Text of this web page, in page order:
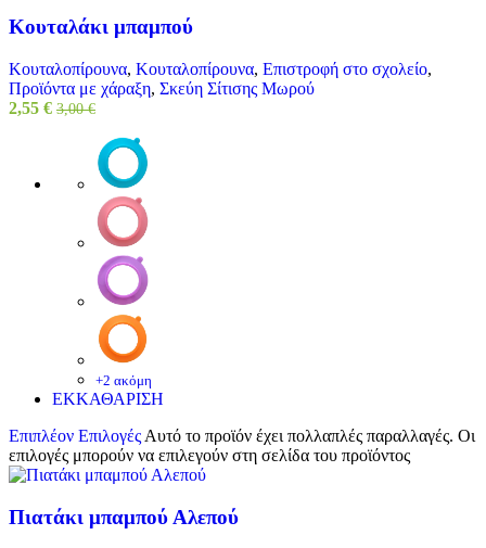
Κουταλάκι μπαμπού
Κουταλοπίρουνα, Κουταλοπίρουνα, Επιστροφή στο σχολείο,
Προϊόντα με χάραξη, Σκεύη Σίτισης Μωρού
2,55 € 3,00€
+2 ακόμη
ΕΚΚΑΘΑΡΙΣΗ
Επιπλέον Επιλογές Αυτό το προϊόν έχει πολλαπλές παραλλαγές. Οι
επιλογές μπορούν να επιλεγούν στη σελίδα του προϊόντος
Πιατάκι μπαμπού Αλεπού